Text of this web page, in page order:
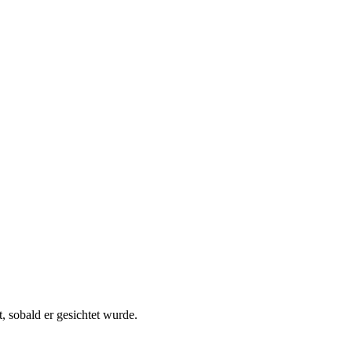
sobald er gesichtet wurde.